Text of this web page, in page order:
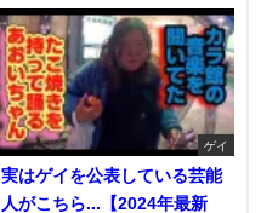
ゲイ
実はゲイを公表している芸能
人がこちら...【2024年最新